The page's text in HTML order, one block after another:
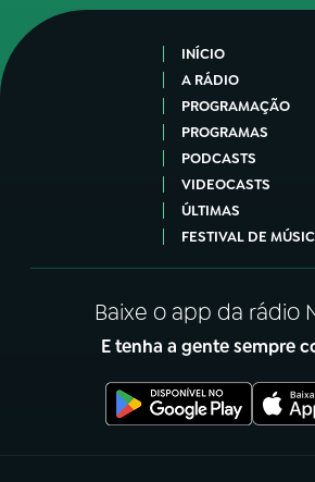
INÍCIO
A RÁDIO
PROGRAMAÇÃO
PROGRAMAS
PODCASTS
VIDEOCASTS
ÚLTIMAS
FESTIVAL DE
Baixe o app da rádio
E tenha a gente sempre